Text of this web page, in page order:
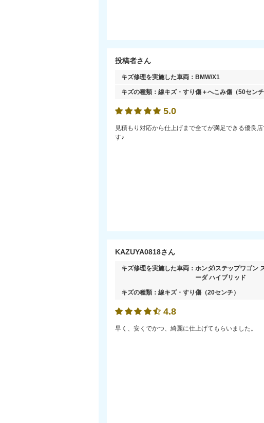
投稿者さん
キズ修理を実施した車両： BMW/X1
キズの種類： 線キズ・すり傷＋へこみ傷 （50センチ
5.0
見積もり対応から仕上げまで全てが満足できる優良
す♪
KAZUYA0818さん
キズ修理を実施した車両： ホンダ/ステップワゴン
ーダ ハイブリッド
キズの種類： 線キズ・すり傷 （20センチ）
4.8
早く、安くでかつ、綺麗に仕上げてもらいました。